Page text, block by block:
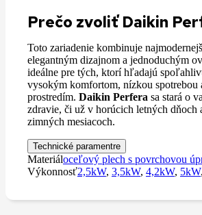
Prečo zvoliť Daikin
Toto zariadenie kombinuje
elegantným dizajnom a jednoduchým
ideálne pre tých, ktorí hľadajú
vysokým komfortom, nízkou spotrebou
prostredím. Daikin Perfera sa stará o
zdravie, či už v horúcich letných dňoch
zimných mesiacoch.
Technické paramentre
Materiáloceľový plech s povrchovou
Výkonnosť2,5kW, 3,5kW, 4,2kW, 5kW,